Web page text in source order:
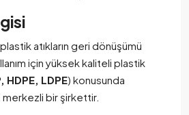
, plastik atıkların geri dönüşümü
için yüksek kaliteli plastik
HDPE, LDPE) konusunda
merkezli bir şirkettir.